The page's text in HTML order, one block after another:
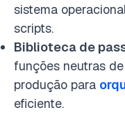
sistema
scripts.
Biblioteca de
funções neutras
produção para
eficiente.